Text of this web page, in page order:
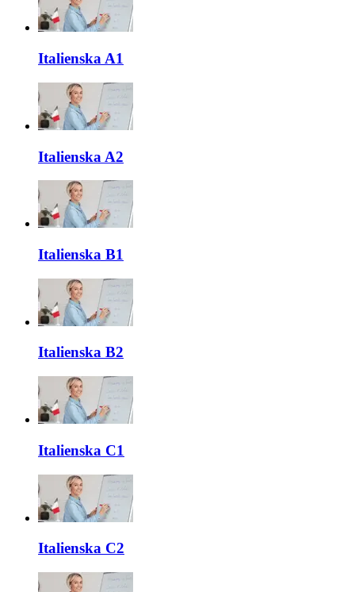
Italienska A1
Italienska A2
Italienska B1
Italienska B2
Italienska C1
Italienska C2